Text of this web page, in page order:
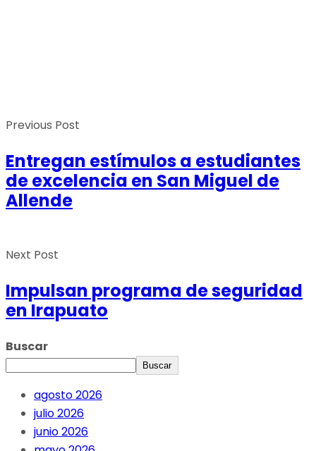
Previous Post
Entregan estímulos a estudiantes
de excelencia en San Miguel de
Allende
Next Post
Impulsan programa de seguridad
en Irapuato
Buscar
Buscar
agosto 2026
julio 2026
junio 2026